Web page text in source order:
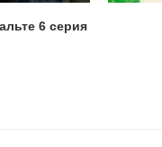
6 серия